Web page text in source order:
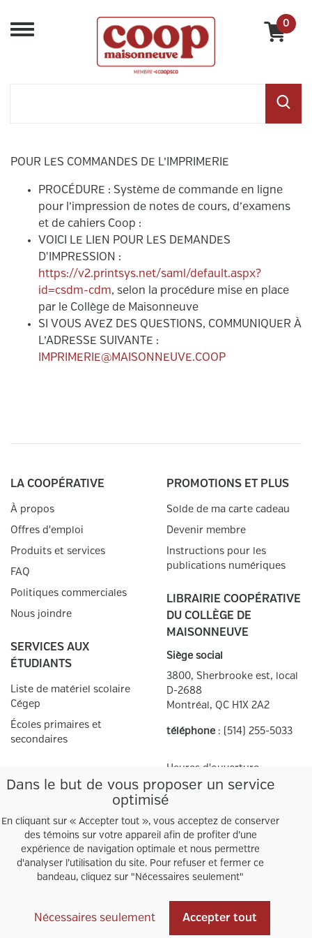
Menu
0
Dans le but de vous proposer un service
optimisé
En cliquant sur « Accepter tout », vous acceptez de conserver
des témoins sur votre appareil afin de profiter d’une
expérience de navigation optimale et nous permettre
d'analyser l’utilisation du site. Pour refuser et fermer ce
bandeau, cliquez sur "Nécessaires seulement"
Nécessaires seulement Accepter tout
POUR LES COMMANDES DE L’IMPRIMERIE
PROCÉDURE : Système de commande en ligne
pour l’impression de notes de cours, d’examens
et de cahiers Coop :
VOICI LE LIEN POUR LES DEMANDES
D'IMPRESSION :
https://v2.printsys.net/saml/default.aspx?
id=csdm-cdm, selon la procédure mise en place
par le Collège de Maisonneuve
SI VOUS AVEZ DES QUESTIONS, COMMUNIQUER À
L’ADRESSE SUIVANTE :
IMPRIMERIE@MAISONNEUVE.COO P
LA COOPÉRATIVE
À propos
Offres d'emploi
Produits et services
FAQ
Politiques commerciales
Nous joindre
SERVICES AUX
ÉTUDIANTS
Liste de matériel scolaire
Cégep
Écoles primaires et
secondaires
ENSEIGNANTS
Guide de création de
prescriptions
Prescriptions
PROMOTIONS ET PLUS
Solde de ma carte cadeau
Devenir membre
Instructions pour les
publications numériques
LIBRAIRIE COOPÉRATIVE
DU COLLÈGE DE
MAISONNEUVE
Siège social
3800, Sherbrooke est, local
D-2688
Montréal, QC H1X 2A2
téléphone : (514) 255-5033
Heures d'ouverture
Autres points devente
Tous droits réservés © Coopsco 2025